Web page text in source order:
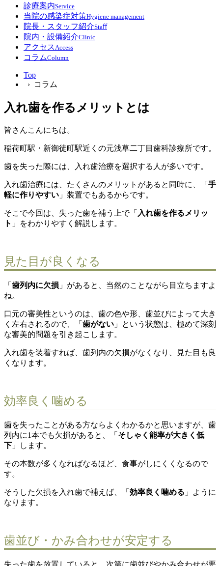
診療案内Service
当院の感染症対策Hygiene management
院長・スタッフ紹介Staﬀ
院内・設備紹介Clinic
アクセス Access
コラムColumn
Top
› コラム
入れ歯を作るメリットとは
皆さんこんにちは。
稲荷町駅・新御徒町駅近くの元浅草二丁目歯科診療所です。
歯を失った際には、入れ歯治療を選択する人が多いです。
入れ歯治療には、たくさんのメリットがあると同時に、「 手
軽に作りやすい 」装置でもあるからです。
そこで今回は、失った歯を補う上で「 入れ歯を作るメリッ
ト 」をわかりやすく解説します。
見た目が良くなる
「 歯列内に欠損 」があると、当然のことながら目立ちますよ
ね。
口元の審美性というのは、歯の色や形、歯並びによって大き
く左右されるので、「 歯がない 」という状態は、極めて深刻
な審美的問題を引き起こします。
入れ歯を装着すれば、歯列内の欠損がなくなり、見た目も良
くなります。
効率良く噛める
歯を失ったことがある方ならよくわかるかと思いますが、歯
列内に1本でも欠損があると、「 そしゃく能率が大きく低
下 」します。
その本数が多くなればなるほど、食事がしにくくなるので
す。
そうした欠損を入れ歯で補えば、「 効率良く噛める 」ように
なります。
歯並び・かみ合わせが安定する
失った歯を放置していると、次第に歯並びやかみ合わせが悪